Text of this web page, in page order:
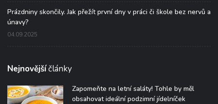
Prázdniny skončily. Jak přežít první dny v práci či škole bez nervů a
únavy?
04.09.2025
Nejnovějšíčlánky
Zapomeňte na letní saláty! Tohle by měl
obsahovat ideální podzimní jídelníček